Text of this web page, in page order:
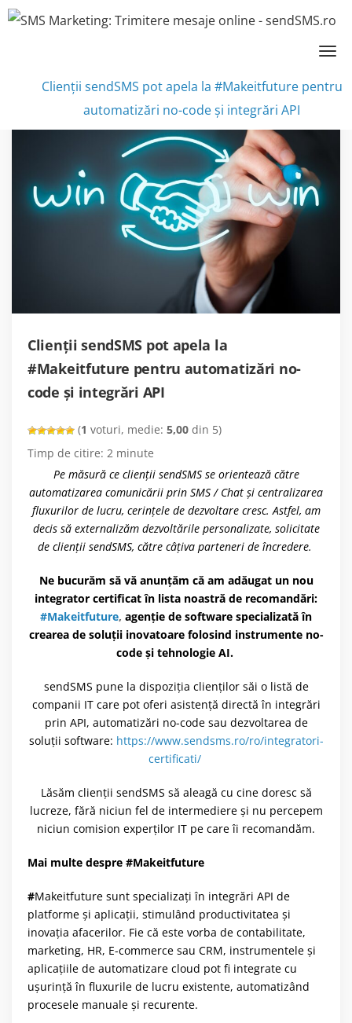
Clienții sendSMS pot apela la #Makeitfuture pentru
automatizări no-code și integrări API
Clienții sendSMS pot apela la
#Makeitfuture pentru automatizări no-
code și integrări API
(1 voturi, medie: 5,00 din 5)
Timp de citire: 2 minute
Pe măsură ce clienții sendSMS se orientează către
automatizarea comunicării prin SMS / Chat și centralizarea
fluxurilor de lucru, cerințele de dezvoltare cresc. Astfel, am
decis să externalizăm dezvoltările personalizate, solicitate
de clienții sendSMS, către câțiva parteneri de încredere.
Ne bucurăm să vă anunțăm că am adăugat un nou
integrator certificat în lista noastră de recomandări:
#Makeitfuture, agenție de software specializată în
crearea de soluții inovatoare folosind instrumente no-
code și tehnologie AI.
sendSMS pune la dispoziția clienților săi o listă de
companii IT care pot oferi asistență directă în integrări
prin API, automatizări no-code sau dezvoltarea de
soluții software: https://www.sendsms.ro/ro/integratori-
certificati/
Lăsăm clienții sendSMS să aleagă cu cine doresc să
lucreze, fără niciun fel de intermediere și nu percepem
niciun comision experților IT pe care îi recomandăm.
Mai multe despre #Makeitfuture
#Makeitfuture sunt specializați în integrări API de
platforme și aplicații, stimulând productivitatea și
inovația afacerilor. Fie că este vorba de contabilitate,
marketing, HR, E-commerce sau CRM, instrumentele și
aplicațiile de automatizare cloud pot fi integrate cu
ușurință în fluxurile de lucru existente, automatizând
procesele manuale și recurente.